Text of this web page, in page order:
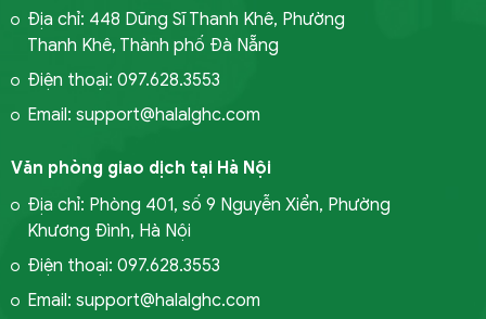
Địa chỉ: 448 Dũng Sĩ Thanh Khê, Phường
Thanh Khê, Thành phố Đà Nẵng
Điện thoại: 097.628.3553
Email: support@halalghc.com
Văn phòng giao dịch tại Hà Nội
Địa chỉ: Phòng 401, số 9 Nguyễn Xiển, Phường
Khương Đình, Hà Nội
Điện thoại: 097.628.3553
Email: support@halalghc.com